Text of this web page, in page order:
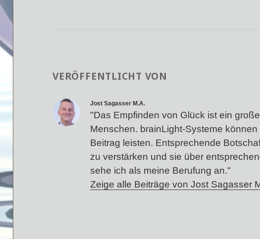
VERÖFFENTLICHT VON
Jost Sagasser M.A.
"Das Empfinden von Glück ist ein
Menschen. brainLight-Systeme
Beitrag leisten. Entsprechende
zu verstärken und sie über
sehe ich als meine Berufung an."
Zeige alle Beiträge von Jost Sagasser